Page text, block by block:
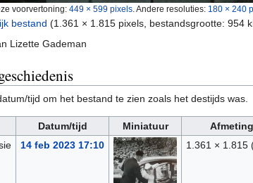
voorvertoning: 449 × 599 pixels Andere resoluties: 180 × 240
bestand (1.361 × 1.815 pixels, bestandsgrootte: 954
Lizette Gademan
tijd om het bestand te zien zoals het destijds was.
Datum/tijd Miniatuur
14 feb 2023 17:10 1.361 × 1.815